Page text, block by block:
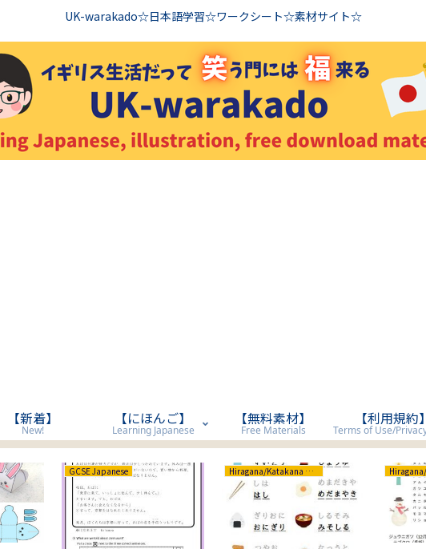
UK-warakado☆日本語学習☆ワークシート☆素材サイト☆
【新着】
New!
【にほんご】
Learning Japanese
【無料素材】
Free Materials
【利用規約】
GCSE Japanese Hiragana/Katakana ひらがな/カタカナ